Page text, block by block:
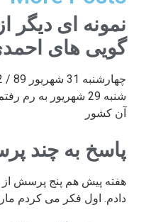
نمونه ای دیگر
گویی های
شنبه 29 شهریور به
آن کشور
پاسخ به چند
هفته پیش هم پنج پرسش از
دادم. اول فکر می کردم